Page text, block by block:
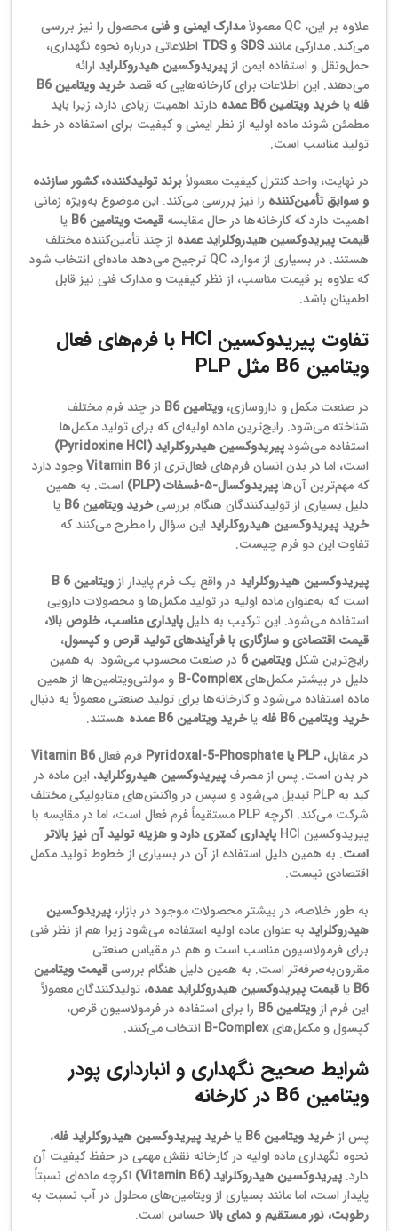
علاوه بر این، QC معمولاً
مدارک ایمنی و فنیمحصول را نیز بررسی
می‌کند. مدارکی مانند SDS و TDS
اطلاعاتی درباره نحوه نگهداری،
حمل‌ونقل و استفاده ایمن از پیریدوکسین هیدروکلراید ارائه
می‌دهند. این اطلاعات برای کارخانه‌هایی که قصد
خرید ویتامین B6
فله یاخرید ویتامین B6 عمده
دارند اهمیت زیادی دارد، زیرا باید
مطمئن شوند ماده اولیه از نظر ایمنی و کیفیت برای استفاده در خط
تولید مناسب است.
در نهایت، واحد کنترل کیفیت معمولاًبرند تولیدکننده، کشور سازنده
و سوابق تأمین‌کننده را نیز بررسی می‌کند. این موضوع به‌ویژه زمانی
اهمیت دارد که کارخانه‌ها در حال مقایسه قیمت ویتامین B6
یا
قیمت پیریدوکسین هیدروکلراید عمده از چند تأمین‌کننده مختلف
هستند. در بسیاری از موارد، QC ترجیح می‌دهد ماده‌ای انتخاب شود
که علاوه بر قیمت مناسب، از نظر کیفیت و مدارک فنی نیز قابل
اطمینان باشد.
تفاوت پیریدوکسین HCl با فرم‌های فعال
ویتامین B6 مثل PLP
در صنعت مکمل و داروسازی، ویتامین B6
در چند فرم مختلف
شناخته می‌شود. رایج‌ترین ماده اولیه‌ای که برای تولید مکمل‌ها
استفاده می‌شودپیریدوکسین هیدروکلراید (Pyridoxine HCl)
است، اما در بدن انسان فرم‌های فعال‌تری از Vitamin B6وجود دارد
که مهم‌ترین آن‌هاپیریدوکسال‑۵‑فسفات (PLP)
است. به همین
دلیل بسیاری از تولیدکنندگان هنگام بررسیخرید ویتامین B6
یا
خرید پیریدوکسین هیدروکلراید این سؤال را مطرح می‌کنند که
تفاوت این دو فرم چیست.
پیریدوکسین هیدروکلراید در واقع یک فرم پایدار از ویتامین B 6
است که به‌عنوان ماده اولیه در تولید مکمل‌ها و محصولات دارویی
استفاده می‌شود. این ترکیب به دلیلپایداری مناسب، خلوص بالا،
قیمت اقتصادی و سازگاری با فرآیندهای تولید قرص و کپسول،
رایج‌ترین شکلویتامین 6
در صنعت محسوب می‌شود. به همین
دلیل در بیشتر مکمل‌هایB‑Complex و مولتی‌ویتامین‌ها از همین
ماده استفاده می‌شود و کارخانه‌ها برای تولید صنعتی معمولاً به دنبال
خرید ویتامین B6 فله
یاخرید ویتامین B6 عمده
هستند.
در مقابل،PLP یا Pyridoxal‑5‑Phosphate فرم فعالVitamin B6
در بدن است. پس از مصرف پیریدوکسین هیدروکلراید، این ماده در
کبد به PLP تبدیل می‌شود و سپس در واکنش‌های متابولیکی مختلف
شرکت می‌کند. اگرچه PLP مستقیماً فرم فعال است، اما در مقایسه با
پیریدوکسین HCl
پایداری کمتری دارد و هزینه تولید آن نیز بالاتر
است. به همین دلیل استفاده از آن در بسیاری از خطوط تولید مکمل
اقتصادی نیست.
به طور خلاصه، در بیشتر محصولات موجود در بازار، پیریدوکسین
هیدروکلراید به عنوان ماده اولیه استفاده می‌شود زیرا هم از نظر فنی
برای فرمولاسیون مناسب است و هم در مقیاس صنعتی
مقرون‌به‌صرفه‌تر است. به همین دلیل هنگام بررسیقیمت ویتامین
B6 یاقیمت پیریدوکسین هیدروکلراید عمده، تولیدکنندگان معمولاً
این فرم از ویتامین B6
را برای استفاده در فرمولاسیون قرص،
کپسول و مکمل‌هایB‑Complex انتخاب می‌کنند.
شرایط صحیح نگهداری و انبارداری پودر
ویتامین B6 در کارخانه
پس از خرید ویتامین B6 یاخرید پیریدوکسین هیدروکلراید فله،
نحوه نگهداری ماده اولیه در کارخانه نقش مهمی در حفظ کیفیت آن
دارد. پیریدوکسین هیدروکلراید (Vitamin B6)
اگرچه ماده‌ای نسبتاً
پایدار است، اما مانند بسیاری از ویتامین‌های محلول در آب نسبت به
رطوبت، نور مستقیم و دمای بالاحساس است.